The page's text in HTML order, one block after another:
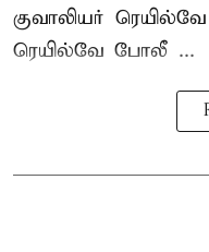
குவாலியர்
ரெயில்வே போலீ ...